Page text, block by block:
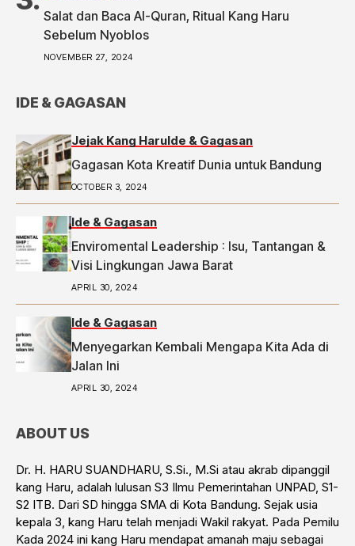
https://priangan.tribunnews.com/2024/11/30/2-
ketua-rw-di-bandung-laporkan-dugaan-money-
Salat dan Baca Al-Quran, Ritual Kang Haru
Sebelum Nyoblos
NOVEMBER 27, 2024
IDE & GAGASAN
Jejak Kang HaruIde & Gagasan
Gagasan Kota Kreatif Dunia untuk Bandung
OCTOBER 3, 2024
Ide & Gagasan
Enviromental Leadership : Isu, Tantangan &
Visi Lingkungan Jawa Barat
APRIL 30, 2024
Ide & Gagasan
Menyegarkan Kembali Mengapa Kita Ada di
Jalan Ini
APRIL 30, 2024
ABOUT US
Dr. H. HARU SUANDHARU, S.Si., M.Si atau akrab dipanggil
kang Haru, adalah lulusan S3 Ilmu Pemerintahan UNPAD, S1-
S2 ITB. Dari SD hingga SMA di Kota Bandung. Sejak usia
kepala 3, kang Haru telah menjadi Wakil rakyat. Pada Pemilu
Kada 2024 ini kang Haru mendapat amanah maju sebagai